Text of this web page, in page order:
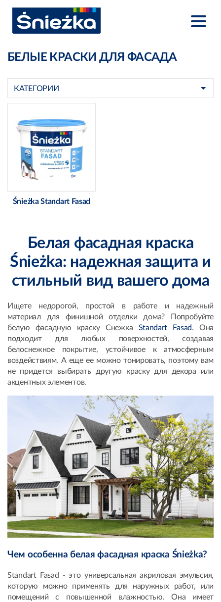
БЕЛЫЕ КРАСКИ ДЛЯ ФАСАДА
КАТЕГОРИИ
Śnieżka Standart Fasad
Белая фасадная краска
Śnieżka: надежная защита и
стильный вид вашего дома
Ищете недорогой, простой в работе и надежный
материал для финишной отделки дома? Попробуйте
белую фасадную краску Снежка Standart Fasad. Она
подходит для любых поверхностей, создавая
белоснежное покрытие, устойчивое к атмосферным
воздействиям. А еще ее можно тонировать, поэтому вам
не придется выбирать другую краску для декора или
акцентных элементов.
Чем особенна белая фасадная краска Śnieżka?
Standart Fasad - это универсальная акриловая эмульсия,
которую можно применять для наружных работ, или
помещений с повышенной влажностью. Она имеет